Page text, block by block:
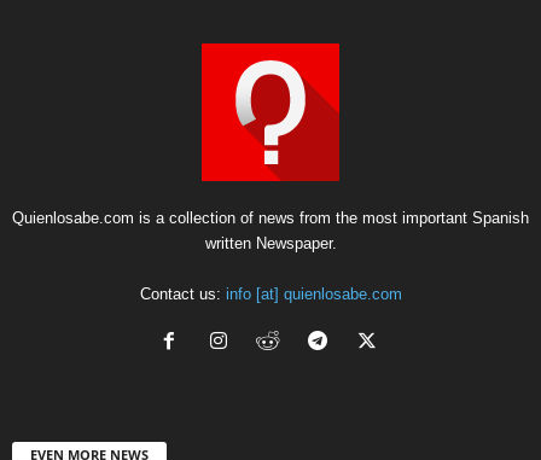
Quienlosabe.com is a collection of news from the most important Spanish
written Newspaper.
Contact us: info [at] quienlosabe.com
EVEN MORE NEWS